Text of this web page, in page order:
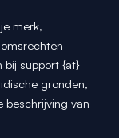
merk,
bij support {at}
gronden,
beschrijving van